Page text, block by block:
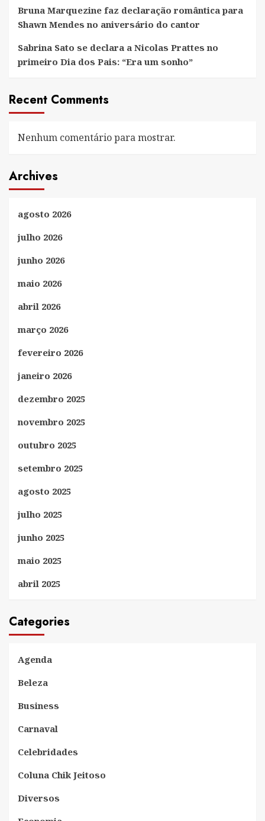
Bruna Marquezine faz declaração romântica para
Shawn Mendes no aniversário do cantor
Sabrina Sato se declara a Nicolas Prattes no
primeiro Dia dos Pais: “Era um sonho”
Recent Comments
Nenhum comentário para mostrar.
Archives
agosto 2026
julho 2026
junho 2026
maio 2026
abril 2026
março 2026
fevereiro 2026
janeiro 2026
dezembro 2025
novembro 2025
outubro 2025
setembro 2025
agosto 2025
julho 2025
junho 2025
maio 2025
abril 2025
Categories
Agenda
Beleza
Business
Carnaval
Celebridades
Coluna Chik Jeitoso
Diversos